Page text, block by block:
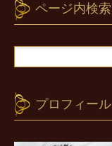
ページ内検索
プロフィール